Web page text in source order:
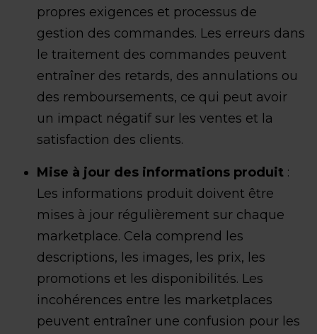
propres exigences et processus de
gestion des commandes. Les erreurs dans
le traitement des commandes peuvent
entraîner des retards, des annulations ou
des remboursements, ce qui peut avoir
un impact négatif sur les ventes et la
satisfaction des clients.
Mise à jour des informations produit :
Les informations produit doivent être
mises à jour régulièrement sur chaque
marketplace. Cela comprend les
descriptions, les images, les prix, les
promotions et les disponibilités. Les
incohérences entre les marketplaces
peuvent entraîner une confusion pour les